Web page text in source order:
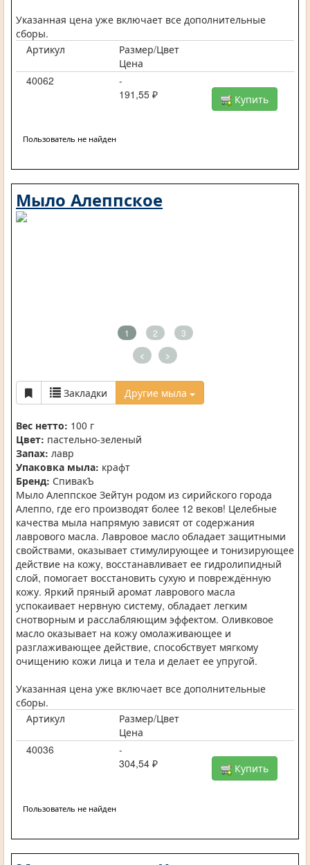
Указанная цена уже включает все дополнительные
сборы.
Артикул
Размер/Цвет
Цена
40062
-
191,55 ₽
Купить
Пользователь не найден
Мыло Алеппское
1 2 3
< >
Закладки Другие мыла
Вес нетто: 100 г
Цвет: пастельно-зеленый
Запах: лавр
Упаковка мыла: крафт
Бренд: СпивакЪ
Мыло Алеппское Зейтун родом из сирийского города
Алеппо, где его производят более 12 веков! Целебные
качества мыла напрямую зависят от содержания
лаврового масла. Лавровое масло обладает защитными
свойствами, оказывает стимулирующее и тонизирующее
действие на кожу, восстанавливает ее гидролипидный
слой, помогает восстановить сухую и повреждённую
кожу. Яркий пряный аромат лаврового масла
успокаивает нервную систему, обладает легким
снотворным и расслабляющим эффектом. Оливковое
масло оказывает на кожу омолаживающее и
разглаживающее действие, способствует мягкому
очищению кожи лица и тела и делает ее упругой.
Указанная цена уже включает все дополнительные
сборы.
Артикул
Размер/Цвет
Цена
40036
-
304,54 ₽
Купить
Пользователь не найден